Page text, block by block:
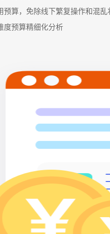
预算，免除线下繁复操作和混乱
度预算精细化分析